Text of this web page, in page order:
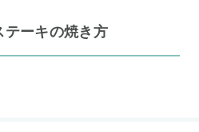
テーキの焼き方